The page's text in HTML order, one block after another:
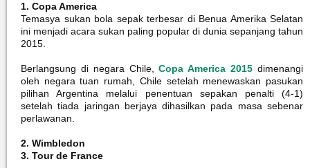
1. Copa America
Temasya sukan bola sepak terbesar di Benua Amerika Selatan
ini menjadi acara sukan paling popular di dunia sepanjang tahun
2015.
Berlangsung di negara Chile,Copa America 2015 dimenangi
oleh negara tuan rumah, Chile setelah menewaskan pasukan
pilihan Argentina melalui penentuan sepakan penalti (4-1)
setelah tiada jaringan berjaya dihasilkan pada masa sebenar
perlawanan.
2. Wimbledon
3. Tour de France